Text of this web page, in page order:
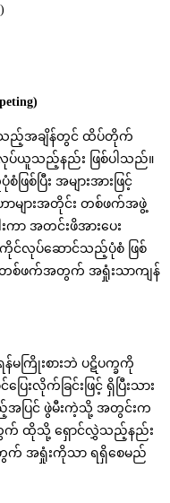
ည့်အချိန်တွင် ထိပ်တိုက်
ပ်ယူသည့်နည်း ဖြစ်ပါသည်။
စ်ပြီး အများအားဖြင့်
များအတိုင်း တစ်ဖက်အဖွဲ့
ာ အတင်းဖိအားပေး
ကိုင်လုပ်ဆောင်သည့်ပုံစံ ဖြစ်
စ်ဖက်အတွက် အရှုံးသာကျန်
မကြိုးစားဘဲ ပဋိပက္ခကို
ေးလိုက်ခြင်းဖြင့် ရှိပြီးသား
ည့်အပြင် ဖွဲမီးကဲ့သို့ အတွင်းက
က် ထိုသို့ ရှောင်လွှဲသည့်နည်း
က် အရှုံးကိုသာ ရရှိစေမည်